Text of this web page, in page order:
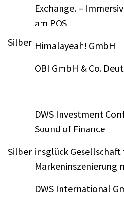
Silber
Exchange. –
am POS
Himalayeah! GmbH
OBI GmbH & Co.
Silber
DWS Investment
Sound of Finance
insglück Gesellschaft
Markeninszenierung
DWS International